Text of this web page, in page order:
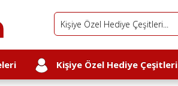
Kişiye Özel Hediye Çeşitleri